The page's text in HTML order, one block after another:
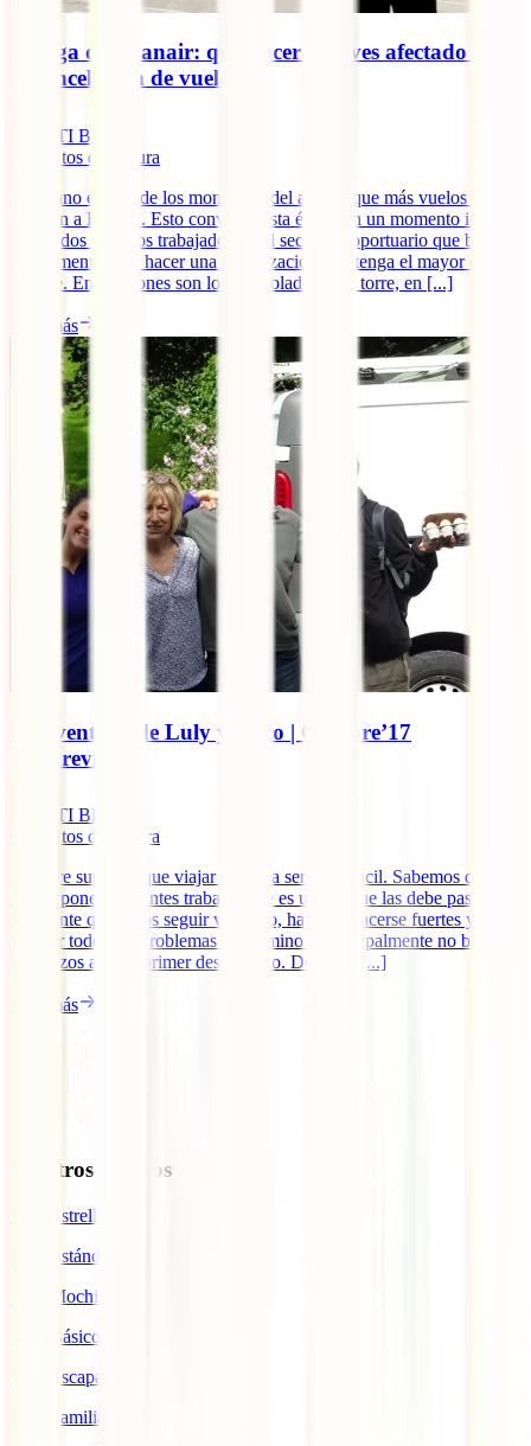
Huelga de Ryanair: qué hacer si te ves afectado por
la cancelación de vuelos
IATI Blog
minutos de lectura
El verano es uno de los momentos del año en que más vuelos salen
y llegan a España. Esto convierte esta época en un momento ideal
para todos aquellos trabajadores del sector aeroportuario que buscan
un momento para hacer una movilización que tenga el mayor eco
posible. En ocasiones son los controladores de torre, en [...]
Leer más
La aventura de Luly y Coco | Octubre’17
“Imprevistos”
IATI Blog
minutos de lectura
Siempre supimos que viajar no iba a ser nada fácil. Sabemos que la
ruta te pone constantes trabas y que es uno el que las debe pasar. Si
realmente queremos seguir viajando, hay que hacerse fuertes y
superar todos los problemas del camino y principalmente no bajar
los brazos ante el primer desperfecto. Desde el [...]
Leer más
Nuestros seguros
IATI Estrella
IATI Estándar
IATI Mochilero
IATI Básico
IATI Escapadas
IATI Familia